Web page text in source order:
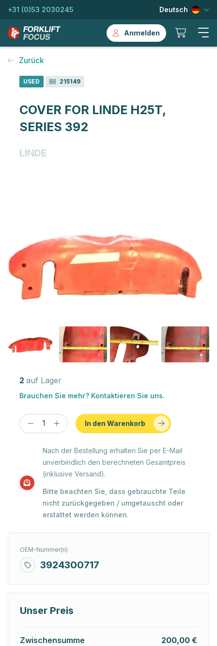
+31 (0)53 2030245 Deutsch
Anmelden
Zurück
USED 215149
COVER FOR LINDE H25T,
SERIES 392
LINDE
2 auf Lager
Brauchen Sie mehr? Kontaktieren Sie uns.
In den Warenkorb
Nach der Bestellung erhalten Sie per E-Mail
unverbindlich den berechneten Gesamtpreis
(inklusive Versand).
Bitte beachten Sie, dass gebrauchte Teile
nicht zurückgegeben / umgetauscht oder
erstattet werden können.
OEM-Nummer(n)
3924300717
Unser Preis
Zwischensumme
200,00 €